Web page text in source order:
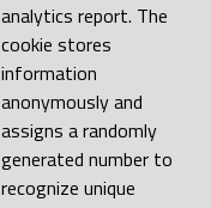
analytics report. The
cookie stores
information
anonymously and
assigns a randomly
generated number to
recognize unique